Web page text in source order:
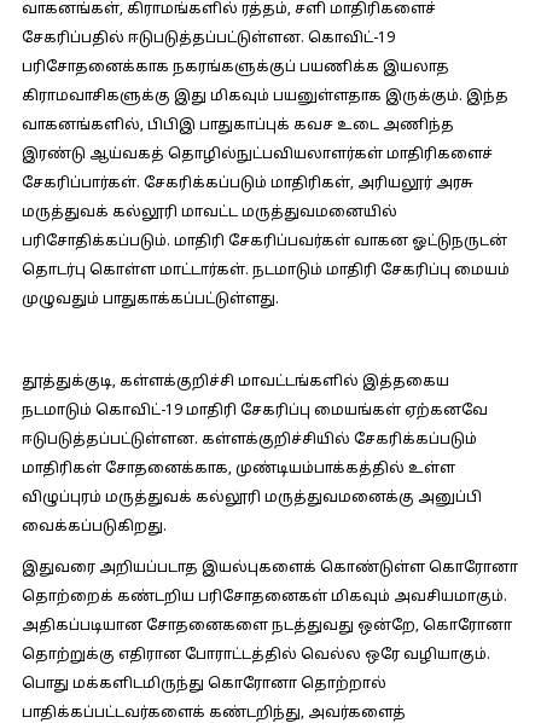
வாகனங்கள், கிராமங்களில் ரத்தம், சளி மாதிரிகளைச்
சேகரிப்பதில் ஈடுபடுத்தப்பட்டுள்ளன. கொவிட்-19
பரிசோதனைக்காக நகரங்களுக்குப் பயணிக்க இயலாத
கிராமவாசிகளுக்கு இது மிகவும் பயனுள்ளதாக இருக்கும். இந்த
வாகனங்களில், பிபிஇ பாதுகாப்புக் கவச உடை அணிந்த
இரண்டு ஆய்வகத் தொழில்நுட்பவியலாளர்கள் மாதிரிகளைச்
சேகரிப்பார்கள். சேகரிக்கப்படும் மாதிரிகள், அரியலூர் அரசு
மருத்துவக் கல்லூரி மாவட்ட மருத்துவமனையில்
பரிசோதிக்கப்படும். மாதிரி சேகரிப்பவர்கள் வாகன ஓட்டுநருடன்
தொடர்பு கொள்ள மாட்டார்கள். நடமாடும் மாதிரி சேகரிப்பு மையம்
முழுவதும் பாதுகாக்கப்பட்டுள்ளது.
தூத்துக்குடி, கள்ளக்குறிச்சி மாவட்டங்களில் இத்தகைய
நடமாடும் கொவிட்-19 மாதிரி சேகரிப்பு மையங்கள் ஏற்கனவே
ஈடுபடுத்தப்பட்டுள்ளன. கள்ளக்குறிச்சியில் சேகரிக்கப்படும்
மாதிரிகள் சோதனைக்காக, முண்டியம்பாக்கத்தில் உள்ள
விழுப்புரம் மருத்துவக் கல்லூரி மருத்துவமனைக்கு அனுப்பி
வைக்கப்படுகிறது.
இதுவரை அறியப்படாத இயல்புகளைக் கொண்டுள்ள கொரோனா
தொற்றைக் கண்டறிய பரிசோதனைகள் மிகவும் அவசியமாகும்.
அதிகப்படியான சோதனைகளை நடத்துவது ஒன்றே, கொரோனா
தொற்றுக்கு எதிரான போராட்டத்தில் வெல்ல ஒரே வழியாகும்.
பொது மக்களிடமிருந்து கொரோனா தொற்றால்
பாதிக்கப்பட்டவர்களைக் கண்டறிந்து, அவர்களைத்